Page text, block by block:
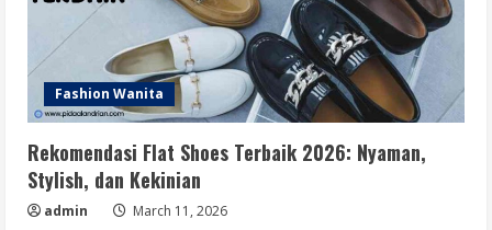
Fashion Wanita
Rekomendasi Flat Shoes Terbaik 2026: Nyaman,
Stylish, dan Kekinian
admin March 11, 2026